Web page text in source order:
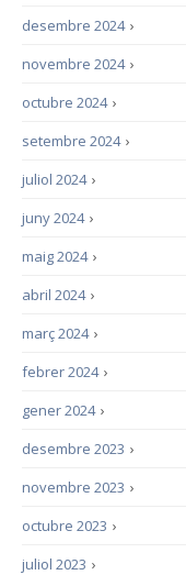
›
desembre 2024
›
novembre 2024
›
octubre 2024
›
setembre 2024
›
juliol 2024
›
juny 2024
›
maig 2024
›
abril 2024
›
març 2024
›
febrer 2024
›
gener 2024
›
desembre 2023
›
novembre 2023
›
octubre 2023
›
juliol 2023